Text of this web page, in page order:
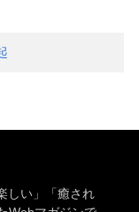
しい」「癒され